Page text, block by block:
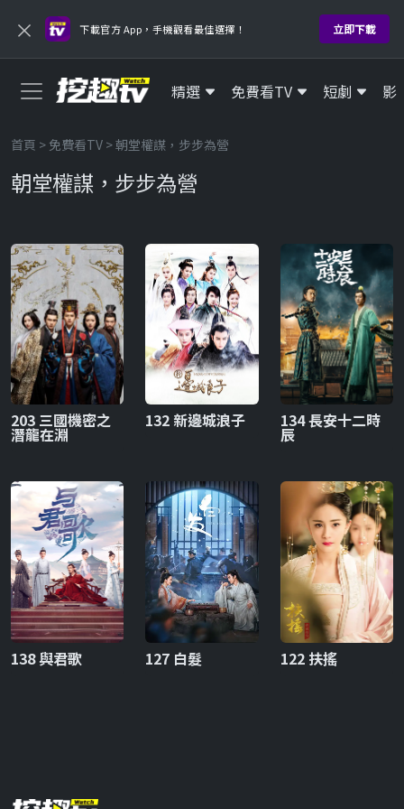
× 下載官方 App，手機觀看最佳選擇！ 立即下載
精選 免費看TV 短劇 影
首頁 > 免費看TV > 朝堂權謀，步步為營
朝堂權謀，步步為營
203 三國機密之
潛龍在淵
132 新邊城浪子 134 長安十二時
辰
138 與君歌 127 白髮 122 扶搖